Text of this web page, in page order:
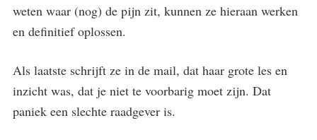
weten waar (nog) de pijn zit, kunnen ze hieraan werken
en definitief oplossen.
Als laatste schrijft ze in de mail, dat haar grote les en
inzicht was, dat je niet te voorbarig moet zijn. Dat
paniek een slechte raadgever is.